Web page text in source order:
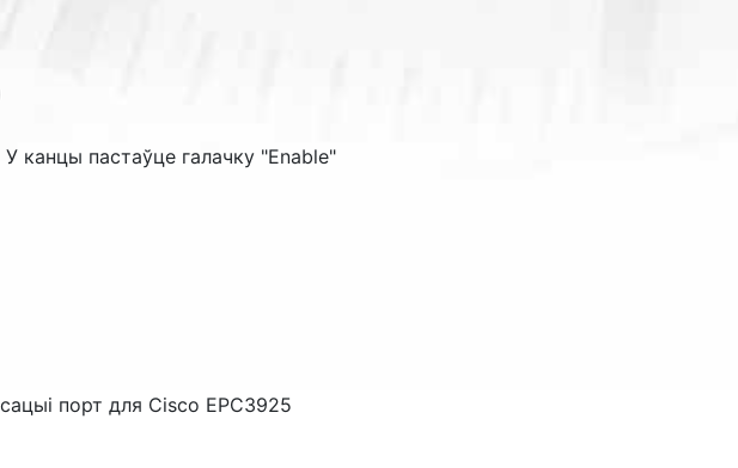
канцы пастаўце галачку "Enable"
порт для Cisco EPC3925